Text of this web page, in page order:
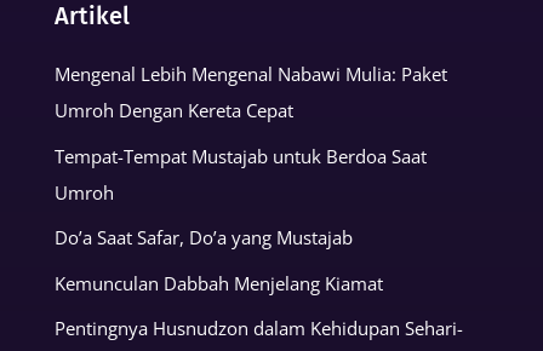
Artikel
Mengenal Lebih Mengenal Nabawi Mulia: Paket
Umroh Dengan Kereta Cepat
Tempat-Tempat Mustajab untuk Berdoa Saat
Umroh
Do’a Saat Safar, Do’a yang Mustajab
Kemunculan Dabbah Menjelang Kiamat
Pentingnya Husnudzon dalam Kehidupan Sehari-